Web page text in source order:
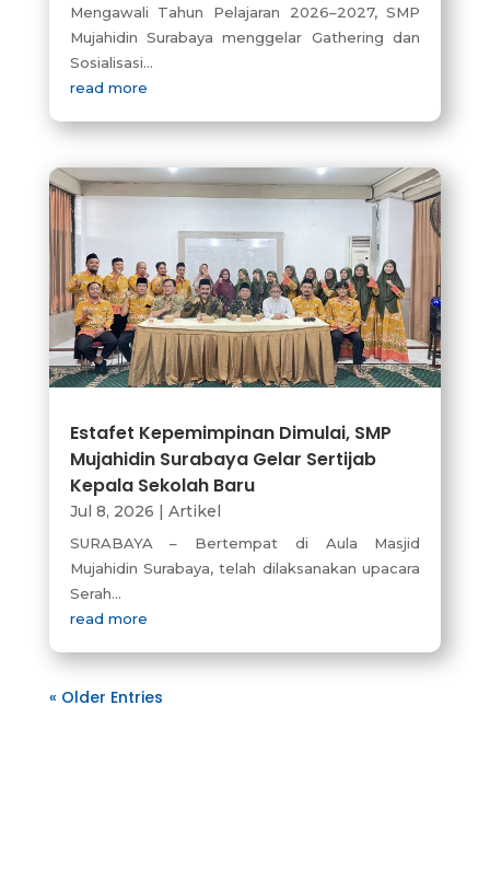
Mengawali Tahun Pelajaran 2026–2027, SMP
Mujahidin Surabaya menggelar Gathering dan
Sosialisasi...
read more
Estafet Kepemimpinan Dimulai, SMP
Mujahidin Surabaya Gelar Sertijab
Kepala Sekolah Baru
Jul 8, 2026 | Artikel
SURABAYA – Bertempat di Aula Masjid
Mujahidin Surabaya, telah dilaksanakan upacara
Serah...
read more
« Older Entries